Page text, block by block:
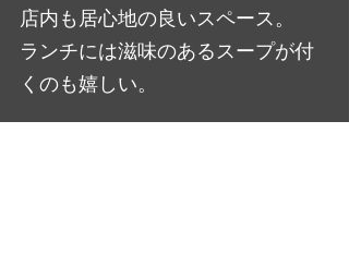
店内も居心地の良いスペース。
ランチには滋味のあるスープが付
くのも嬉しい。